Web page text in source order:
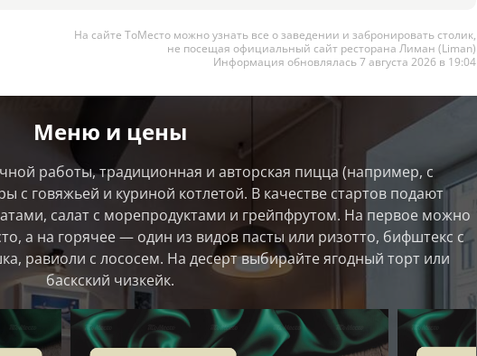
На сайте ТоМесто можно узнать все о заведении и забронировать столик,
не посещая официальный сайт ресторана Лиман (Liman)
Информация обновлялась 7 августа 2026 в 19:04
Меню и цены
работы, традиционная и авторская пицца (например, с
с говяжьей и куриной котлетой. В качестве стартов подают
салат с морепродуктами и грейпфрутом. На первое можно
а на горячее — один из видов пасты или ризотто, бифштекс с
равиоли с лососем. На десерт выбирайте ягодный торт или
баскский чизкейк.